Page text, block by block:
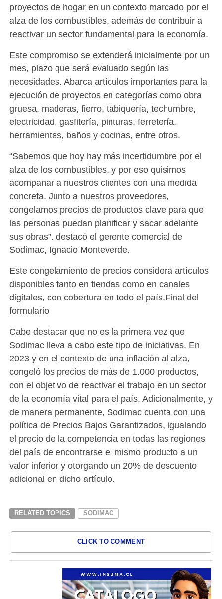
proyectos de hogar en un contexto marcado por el
alza de los combustibles, además de contribuir a
reactivar un sector fundamental para la economía.
Este compromiso se extenderá inicialmente por un
mes, plazo que será evaluado según las
necesidades. Abarca artículos importantes para la
ejecución de proyectos en categorías como obra
gruesa, maderas, fierro, tabiquería, techumbre,
electricidad, gasfitería, pinturas, ferretería,
herramientas, baños y cocinas, entre otros.
“Sabemos que hoy hay más incertidumbre por el
alza de los combustibles, y por eso quisimos
acompañar a nuestros clientes con una medida
concreta. Junto a nuestros proveedores,
congelamos precios de productos clave para que
las personas puedan planificar y sacar adelante
sus obras”, destacó el gerente comercial de
Sodimac, Ignacio Monteverde.
Este congelamiento de precios considera artículos
disponibles tanto en tiendas como en canales
digitales, con cobertura en todo el país.Final del
formulario
Cabe destacar que no es la primera vez que
Sodimac lleva a cabo este tipo de iniciativas. En
2023 y en el contexto de una inflación al alza,
congeló los precios de más de 1.000 productos,
con el objetivo de reactivar el trabajo en un sector
de la economía vital para el país. Adicionalmente, y
de manera permanente, Sodimac cuenta con una
política de Precios Bajos Garantizados, igualando
el precio de la competencia en todas las regiones
del país de encontrarse el mismo producto a un
valor inferior y otorgando un 20% de descuento
adicional en dicho artículo.
RELATED TOPICS SODIMAC
CLICK TO COMMENT